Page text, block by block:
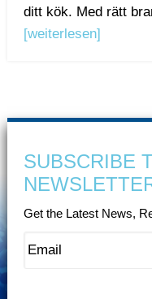
ditt kök. Med rätt
[weiterlesen]
SUBSCRIBE
Get the Latest News,